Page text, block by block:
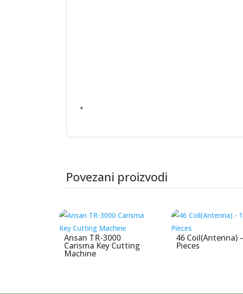
Povezani proizvodi
Ansan TR-3000
Carisma Key Cutting
Machine
46 Coil(Antenna)
Pieces